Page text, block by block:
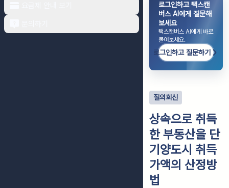
로그인하고 택스캔
버스 AI에게 질문해
보세요
택스캔버스 AI에게 바로
물어보세요.
로그인하고 질문하기
질의회신
상속으로 취득
한 부동산을 단
기양도시 취득
가액의 산정방
법